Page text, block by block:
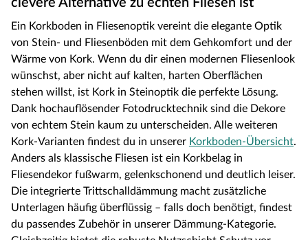
clevere Alternative zu echten Fliesen ist
Ein Korkboden in Fliesenoptik vereint die elegante Optik
von Stein- und Fliesenböden mit dem Gehkomfort und der
Wärme von Kork. Wenn du dir einen modernen Fliesenlook
wünschst, aber nicht auf kalten, harten Oberflächen
stehen willst, ist Kork in Steinoptik die perfekte Lösung.
Dank hochauflösender Fotodrucktechnik sind die Dekore
von echtem Stein kaum zu unterscheiden. Alle weiteren
Kork-Varianten findest du in unserer Korkboden-Übersicht.
Anders als klassische Fliesen ist ein Korkbelag in
Fliesendekor fußwarm, gelenkschonend und deutlich leiser.
Die integrierte Trittschalldämmung macht zusätzliche
Unterlagen häufig überflüssig – falls doch benötigt, findest
du passendes Zubehör in unserer Dämmung-Kategorie.